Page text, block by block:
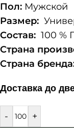
Пол: Мужской
Размер:
Состав: 100 %
Страна
Страна
Доставка до
- +